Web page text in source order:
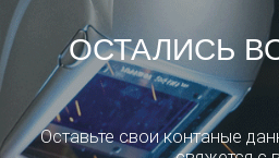
ОСТАЛИСЬ
Оставьте свои контаные